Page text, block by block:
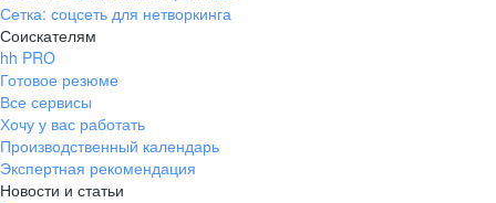
Сетка: соцсеть для нетворкинга
Соискателям
hh PRO
Готовое резюме
Все сервисы
Хочу у вас работать
Производственный календарь
Экспертная рекомендация
Новости и статьи